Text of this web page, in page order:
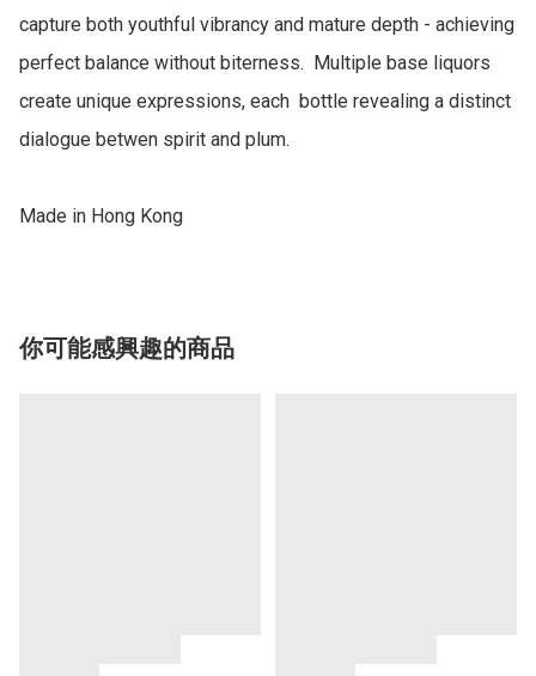
capture both youthful vibrancy and mature depth - achieving
perfect balance without biterness.  Multiple base liquors
create unique expressions, each  bottle revealing a distinct
dialogue betwen spirit and plum.
Made in Hong Kong
你可能感興趣的商品